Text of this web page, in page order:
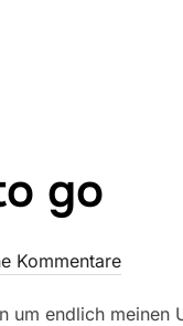
go
Kommentare
um endlich meinen